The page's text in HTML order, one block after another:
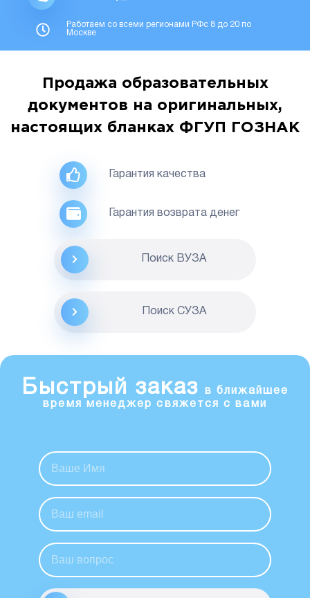
Работаем со всеми регионами РФс 8 до 20 по
Москве
Продажа образовательных
документов на оригинальных,
настоящих бланках ФГУП ГОЗНАК
Гарантия качества
Гарантия возврата денег
Поиск ВУЗА
Поиск CУЗА
Быстрый заказ
в ближайшее
время менеджер свяжется с вами